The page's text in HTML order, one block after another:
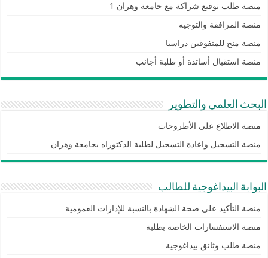
منصة طلب توقيع شراكة مع جامعة وهران 1
منصة المرافقة والتوجيه
منصة منح للمتفوقين دراسيا
منصة استقبال أساتذة أو طلبة أجانب
البحث العلمي والتطوير
منصة الاطلاع على الأطروحات
منصة التسجيل واعادة التسجيل لطلبة الدكتوراه بجامعة وهران
البوابة البيداغوجية للطالب
منصة التأكيد على صحة الشهادة بالنسبة للإدارات العمومية
منصة الاستفسارات الخاصة بطلبة
منصة طلب وثائق بيداغوجية